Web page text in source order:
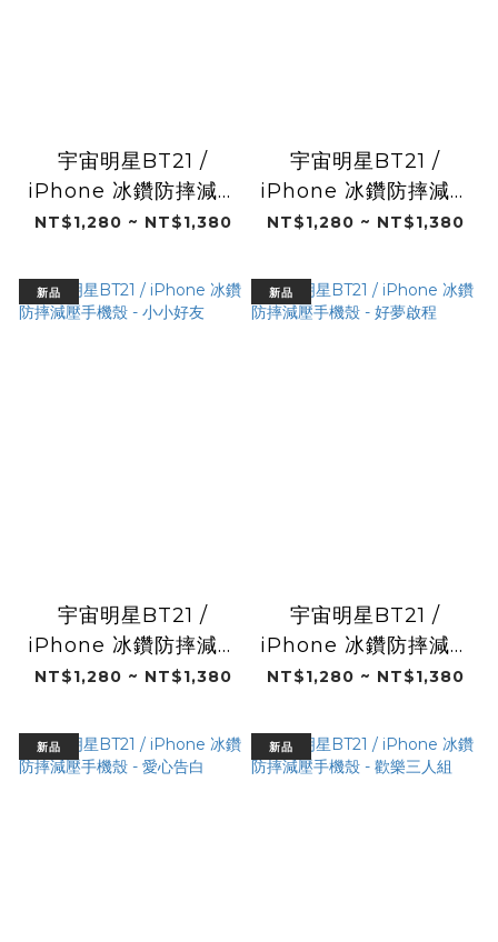
宇宙明星BT21 /
iPhone 冰鑽防摔減壓
手機殼 - RJ&MANG
NT$1,280 ~ NT$1,380
宇宙明星BT21 /
iPhone 冰鑽防摔減壓
手機殼 - Ribbon
NT$1,280 ~ NT$1,380
新品
宇宙明星BT21 /
iPhone 冰鑽防摔減壓
手機殼 - 小小好友
NT$1,280 ~ NT$1,380
新品
宇宙明星BT21 /
iPhone 冰鑽防摔減壓
手機殼 - 好夢啟程
NT$1,280 ~ NT$1,380
新品 新品